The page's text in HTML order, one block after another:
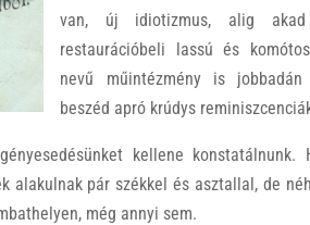
van, új idiotizmus, alig
restaurációbeli lassú és
nevű műintézmény is jobbadán
beszéd apró krúdys
kellene konstatálnunk.
alakulnak pár székkel és asztallal, de
még annyi sem.